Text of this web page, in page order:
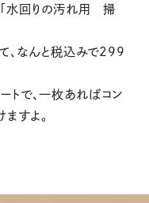
「水回りの汚れ用 掃
て、なんと税込みで299
トで、一枚あればコン
すよ。